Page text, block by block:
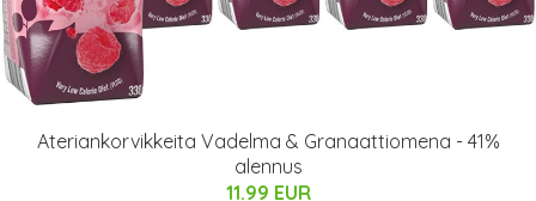
Ateriankorvikkeita Vadelma & Granaattiomena - 41%
alennus
11.99 EUR